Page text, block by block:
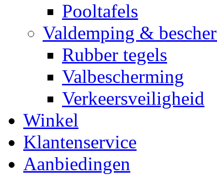
Pooltafels
Valdemping &
Rubber tegels
Valbescherming
Verkeersveiligheid
Winkel
Klantenservice
Aanbiedingen